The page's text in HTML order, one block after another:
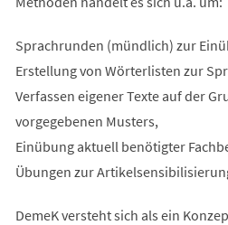
Sprachrunden (mündlich) zur
Erstellung von Wörterlisten zur
Verfassen eigener Texte auf der
vorgegebenen Musters,
Einübung aktuell benötigter
Übungen zur
DemeK versteht sich als ein